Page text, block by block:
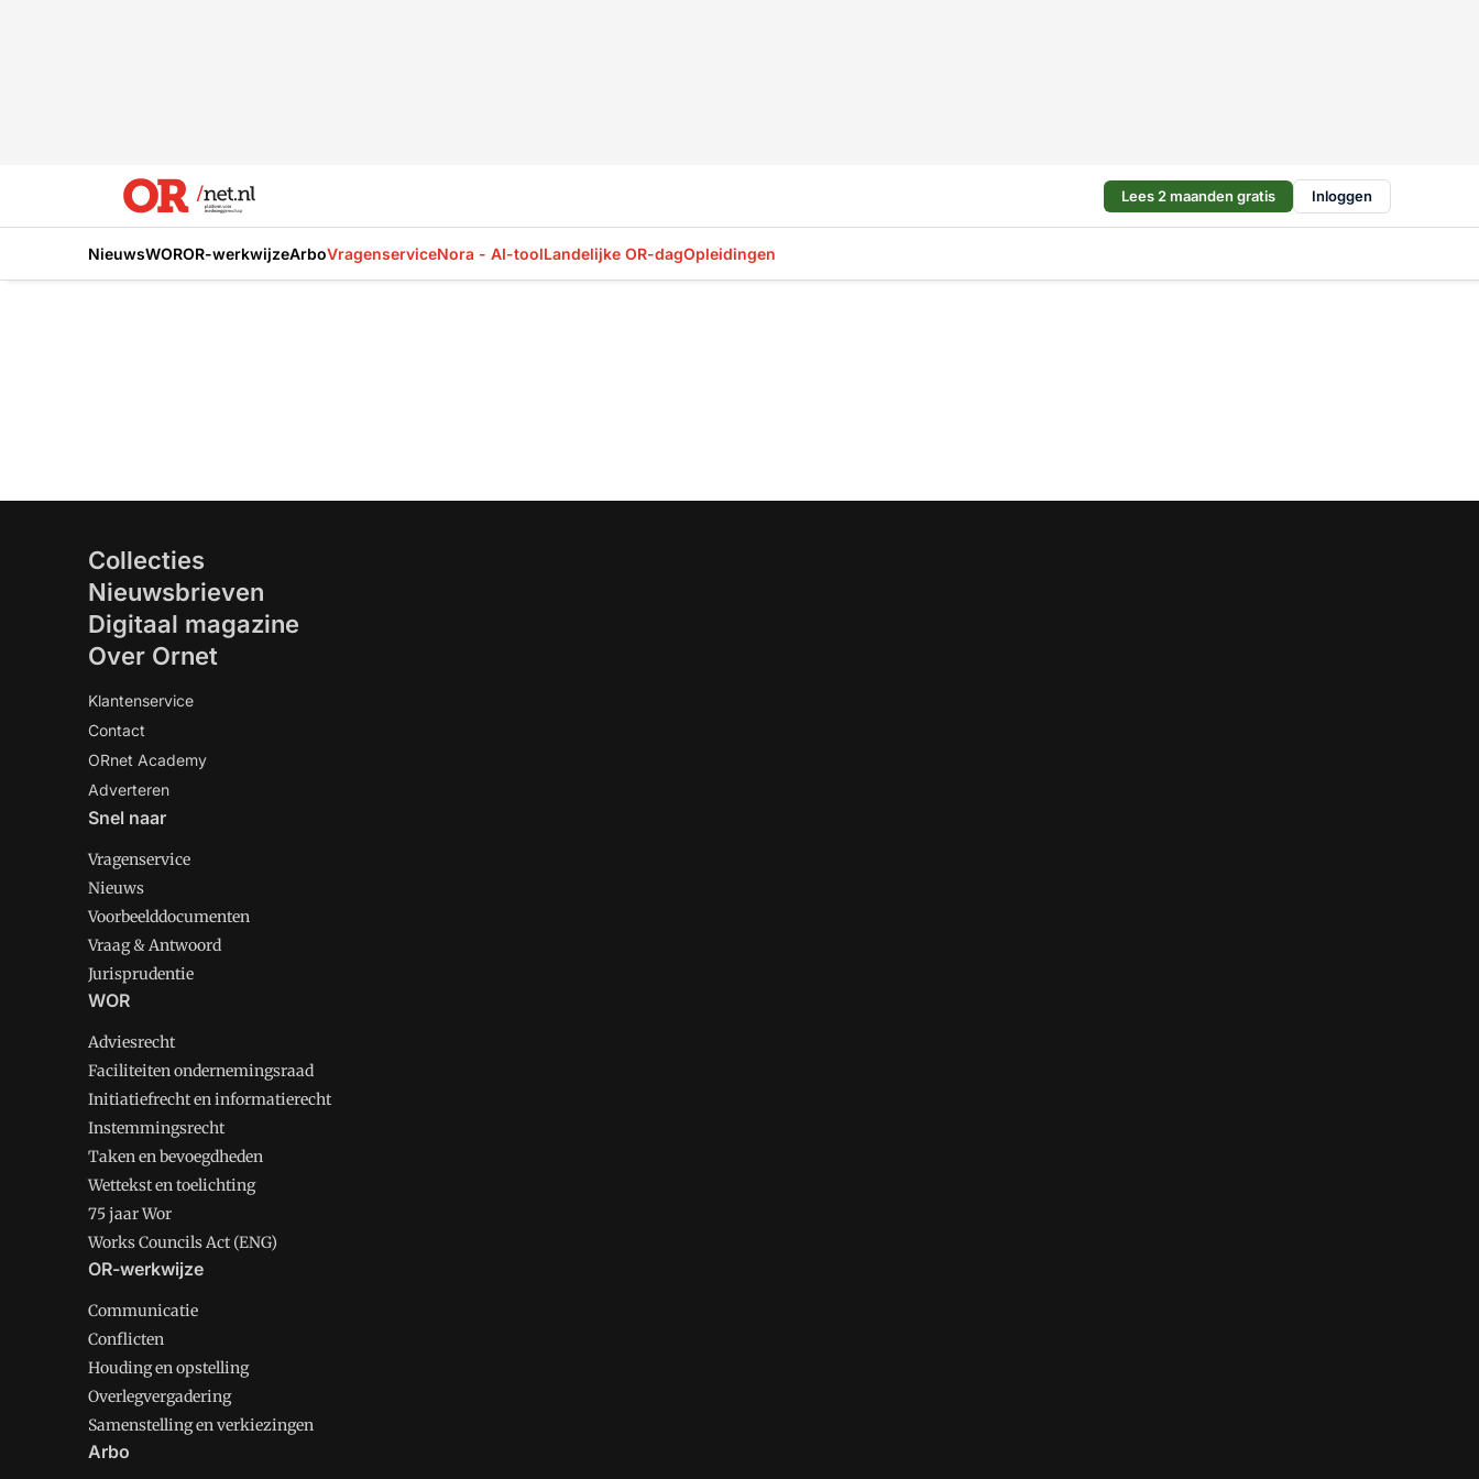
Lees 2 maanden gratis Inloggen
NieuwsWOROR-werkwijzeArboVragenserviceNora - AI-toolLandelijke OR-dagOpleidingen
Collecties
Nieuwsbrieven
Digitaal magazine
Over Ornet
Klantenservice
Contact
ORnet Academy
Adverteren
Snel naar
Vragenservice
Nieuws
Voorbeelddocumenten
Vraag & Antwoord
Jurisprudentie
WOR
Adviesrecht
Faciliteiten ondernemingsraad
Initiatiefrecht en informatierecht
Instemmingsrecht
Taken en bevoegdheden
Wettekst en toelichting
75 jaar Wor
Works Councils Act (ENG)
OR-werkwijze
Communicatie
Conflicten
Houding en opstelling
Overlegvergadering
Samenstelling en verkiezingen
Arbo